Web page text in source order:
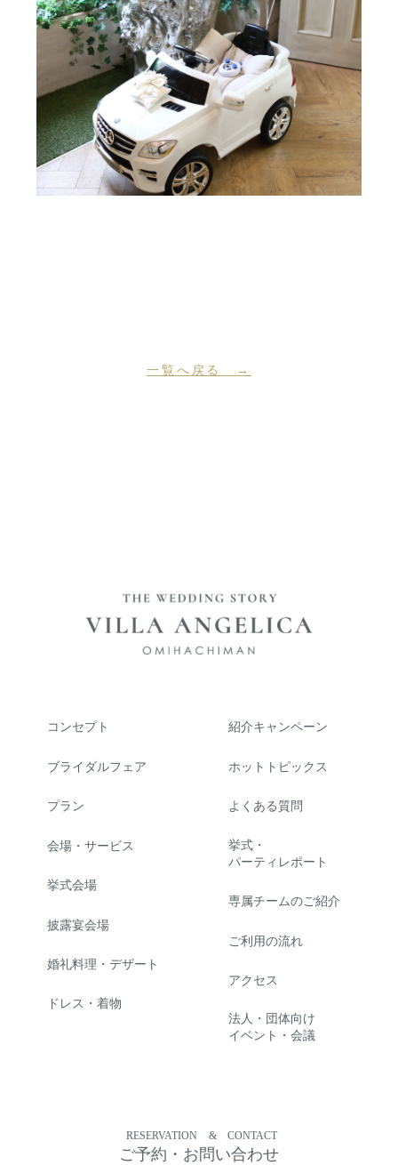
一覧へ戻る →
コンセプト
ブライダルフェア
プラン
会場・サービス
挙式会場
披露宴会場
婚礼料理・デザート
ドレス・着物
紹介キャンペーン
ホットトピックス
よくある質問
挙式・
パーティレポート
専属チームのご紹介
ご利用の流れ
アクセス
法人・団体向け
イベント・会議
RESERVATION & CONTACT
ご予約・お問い合わせ